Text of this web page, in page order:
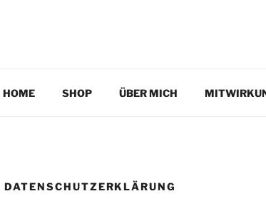
HOME SHOP ÜBER MICH
DATENSCHUTZERKLÄRUNG